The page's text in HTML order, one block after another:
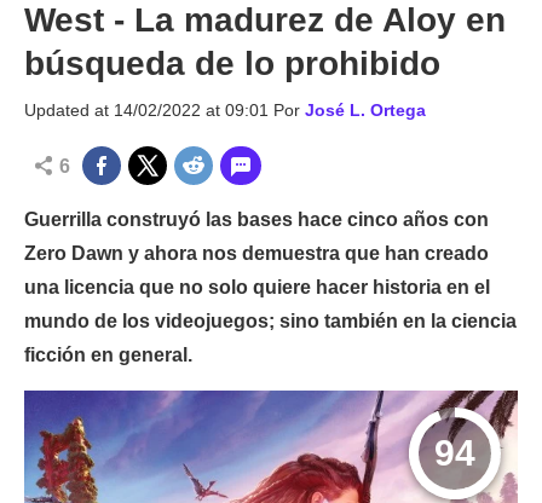
West - La madurez de Aloy en
búsqueda de lo prohibido
Updated at 14/02/2022 at 09:01 Por José L. Ortega
6
Guerrilla construyó las bases hace cinco años con
Zero Dawn y ahora nos demuestra que han creado
una licencia que no solo quiere hacer historia en el
mundo de los videojuegos; sino también en la ciencia
ficción en general.
94